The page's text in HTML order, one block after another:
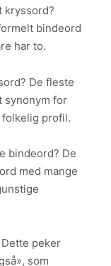
kryssord?
bindeord
har to.
De fleste
synonym for
folkelig profil.
bindeord? De
med mange
peker
som